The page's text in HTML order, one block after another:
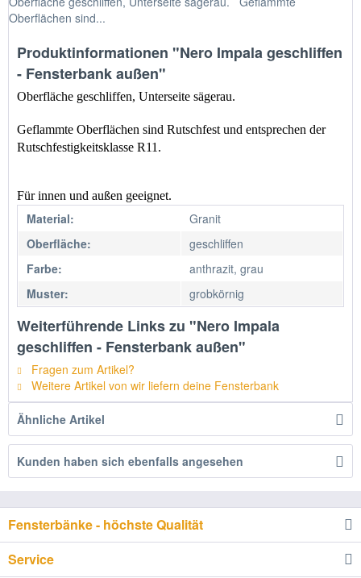
Oberflächen sind...
Produktinformationen "Nero Impala geschliffen
- Fensterbank außen"
Oberfläche geschliffen, Unterseite sägerau.
Geflammte Oberflächen sind Rutschfest und entsprechen der
Rutschfestigkeitsklasse R11.
Für innen und außen geeignet.
Material:
Granit
Oberfläche:
geschliffen
Farbe:
anthrazit, grau
Muster:
grobkörnig
Weiterführende Links zu "Nero Impala
geschliffen - Fensterbank außen"
Fragen zum Artikel?
Weitere Artikel von wir liefern deine Fensterbank
Ähnliche Artikel
Kunden haben sich ebenfalls angesehen
Fensterbänke - höchste Qualität
Service